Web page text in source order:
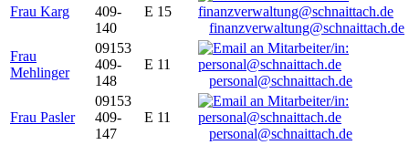
Frau Karg
409-
140
E 15
finanzverwaltung@schnaittach.de
Frau
Mehlinger
09153
409-
148
E 11
personal@schnaittach.de
Frau Pasler
09153
409-
147
E 11
personal@schnaittach.de